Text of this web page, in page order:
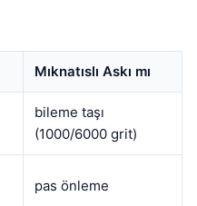
Mıknatıslı Askı mı
bileme taşı
(1000/6000 grit)
pas önleme